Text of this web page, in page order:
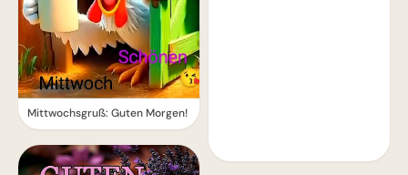
Mittwochsgruß: Guten Morgen!